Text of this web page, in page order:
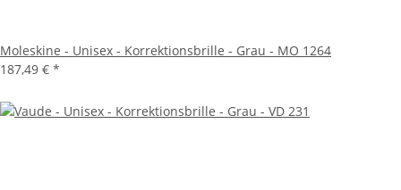
Moleskine - Unisex - Korrektionsbrille - Grau - MO 1264
187,49 € *